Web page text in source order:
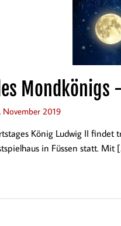
November 2019
König Ludwig II findet
in Füssen statt. Mit